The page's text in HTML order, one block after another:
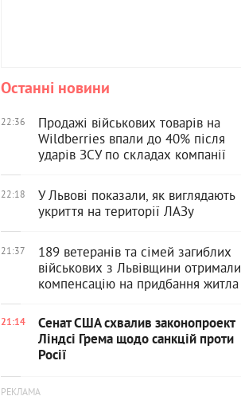
Останні новини
22:36
Продажі військових товарів на
Wildberries впали до 40% після
ударів ЗСУ по складах компанії
22:18
У Львові показали, як виглядають
укриття на території ЛАЗу
21:37
189 ветеранів та сімей загиблих
військових з Львівщини отримали
компенсацію на придбання житла
21:14
Сенат США схвалив законопроект
Ліндсі Грема щодо санкцій проти
Росії